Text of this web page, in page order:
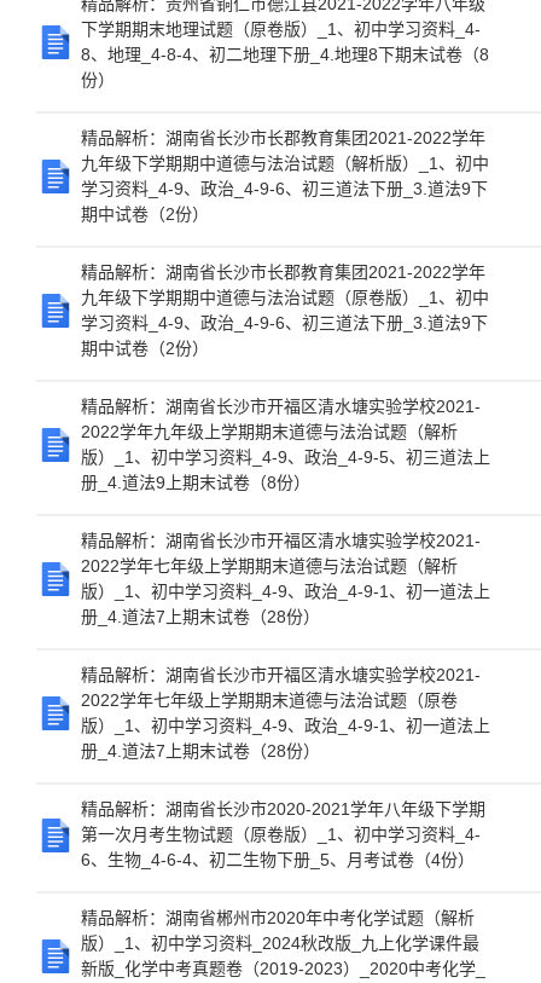
下学期期末地理试题（原卷版）_1、初中学习资料_4-
8、地理_4-8-4、初二地理下册_4.地理8下期末试卷（8
份）
精品解析：湖南省长沙市长郡教育集团2021-2022学年
九年级下学期期中道德与法治试题（解析版）_1、初中
学习资料_4-9、政治_4-9-6、初三道法下册_3.道法9下
期中试卷（2份）
精品解析：湖南省长沙市长郡教育集团2021-2022学年
九年级下学期期中道德与法治试题（原卷版）_1、初中
学习资料_4-9、政治_4-9-6、初三道法下册_3.道法9下
期中试卷（2份）
精品解析：湖南省长沙市开福区清水塘实验学校2021-
2022学年九年级上学期期末道德与法治试题（解析
版）_1、初中学习资料_4-9、政治_4-9-5、初三道法上
册_4.道法9上期末试卷（8份）
精品解析：湖南省长沙市开福区清水塘实验学校2021-
2022学年七年级上学期期末道德与法治试题（解析
版）_1、初中学习资料_4-9、政治_4-9-1、初一道法上
册_4.道法7上期末试卷（28份）
精品解析：湖南省长沙市开福区清水塘实验学校2021-
2022学年七年级上学期期末道德与法治试题（原卷
版）_1、初中学习资料_4-9、政治_4-9-1、初一道法上
册_4.道法7上期末试卷（28份）
精品解析：湖南省长沙市2020-2021学年八年级下学期
第一次月考生物试题（原卷版）_1、初中学习资料_4-
6、生物_4-6-4、初二生物下册_5、月考试卷（4份）
精品解析：湖南省郴州市2020年中考化学试题（解析
版）_1、初中学习资料_2024秋改版_九上化学课件最
新版_化学中考真题卷（2019-2023）_2020中考化学_